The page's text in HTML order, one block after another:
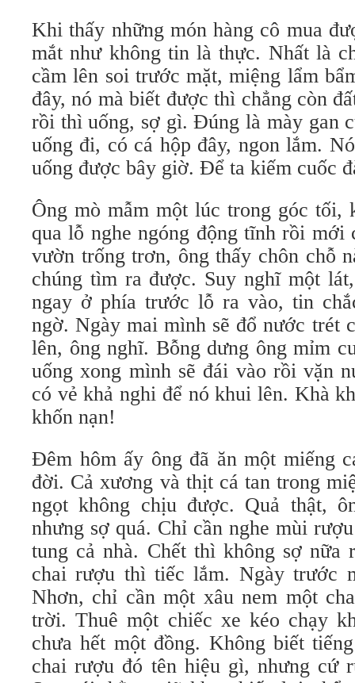
Khi thấy những món hàng cô mua
mắt như không tin là thực. Nhất là
cầm lên soi trước mặt, miệng lẩm
đây, nó mà biết được thì chẳng còn
rồi thì uống, sợ gì. Đúng là mày gan
uống đi, có cá hộp đây, ngon lắm.
uống được bây giờ. Để ta kiếm cuốc
Ông mò mẫm một lúc trong góc tối,
qua lỗ nghe ngóng động tĩnh rồi mới
vườn trống trơn, ông thấy chôn chỗ
chúng tìm ra được. Suy nghĩ một
ngay ở phía trước lỗ ra vào, tin
ngờ. Ngày mai mình sẽ đổ nước trét
lên, ông nghĩ. Bỗng dưng ông mỉm
uống xong mình sẽ đái vào rồi vặn
có vẻ khả nghi để nó khui lên. Khà
khốn nạn!
Đêm hôm ấy ông đã ăn một miếng
đời. Cả xương và thịt cá tan trong
ngọt không chịu được. Quả thật,
nhưng sợ quá. Chỉ cần nghe mùi
tung cả nhà. Chết thì không sợ nữa
chai rượu thì tiếc lắm. Ngày trước
Nhơn, chỉ cần một xâu nem một
trời. Thuê một chiếc xe kéo chạy
chưa hết một đồng. Không biết
chai rượu đó tên hiệu gì, nhưng cứ